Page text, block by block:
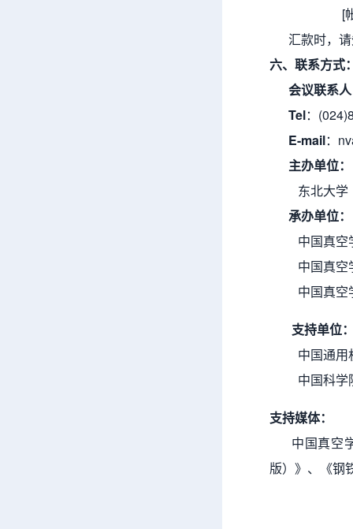
[帐号
汇款时，请
六、联系方式
会议联系
Tel：
E-mail：
主办单位：
东北
承办单位：
中国真空
中国真空
中国真
支持单位
中国通用
中国科学
支持媒体：
中国真空学
版）》、《钢